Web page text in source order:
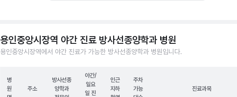
용인중앙시장역 야간 진료 방사선종양학과 병원
용인중앙시장역에서 야간 진료가 가능한 방사선종양학과 병원입니다.
병
원
주소
방사선종
양학과
야간/
일요
일 진
인근
지하
주차
가능
진료과목